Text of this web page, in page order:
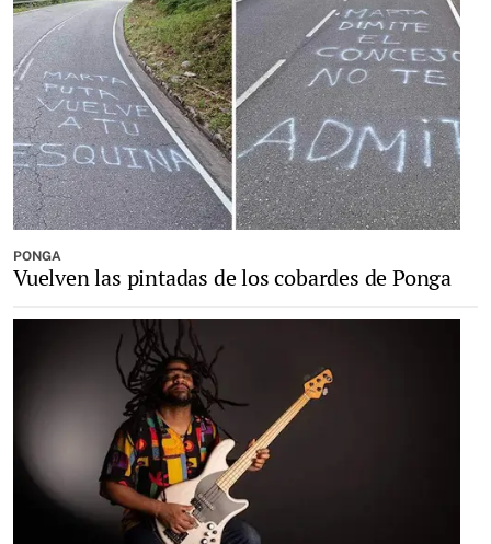
PONGA
Vuelven las pintadas de los cobardes de Ponga